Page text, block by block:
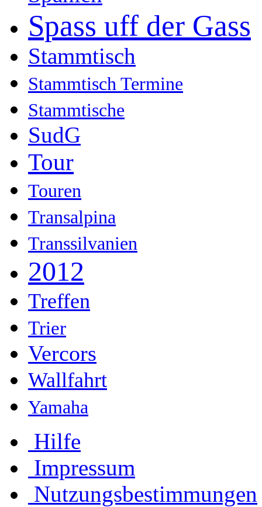
Spass uff der Gass
Stammtisch
Stammtisch Termine
Stammtische
SudG
Tour
Touren
Transalpina
Transsilvanien
2012
Treffen
Trier
Vercors
Wallfahrt
Yamaha
Hilfe
Impressum
Nutzungsbestimmungen